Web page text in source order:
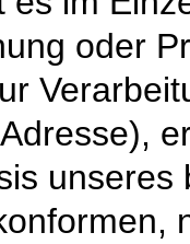
oder
unseres